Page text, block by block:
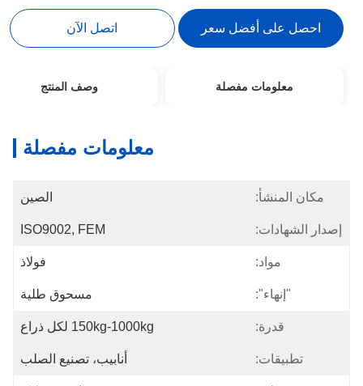
احصل على أفضل سعر اتصل الآن
معلومات مفصلة وصف المنتج
معلومات مفصلة
مكان المنشأ: الصين
إصدار الشهادات: ISO9002, FEM
مواد: فولاذ
"إنهاء": مسحوق طلية
قدرة: 150kg-1000kg لكل ذراع
تطبيقات: أنابيب، تصنيع الصلب